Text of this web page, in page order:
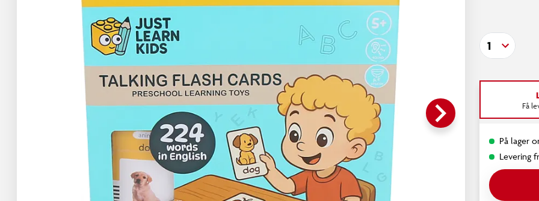
keyboard_arrow_right
1
Få
På lager
Levering